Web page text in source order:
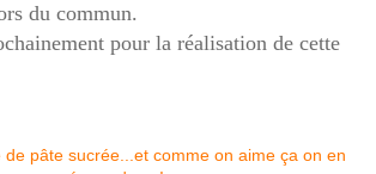
du commun.
pour la réalisation de cette